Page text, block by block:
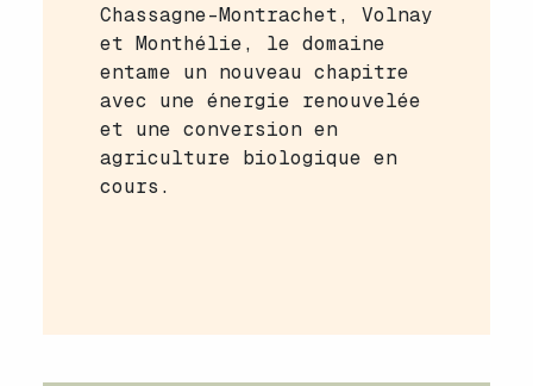
Chassagne-Montrachet, Volnay
et Monthélie, le domaine
entame un nouveau chapitre
avec une énergie renouvelée
et une conversion en
agriculture biologique en
cours.